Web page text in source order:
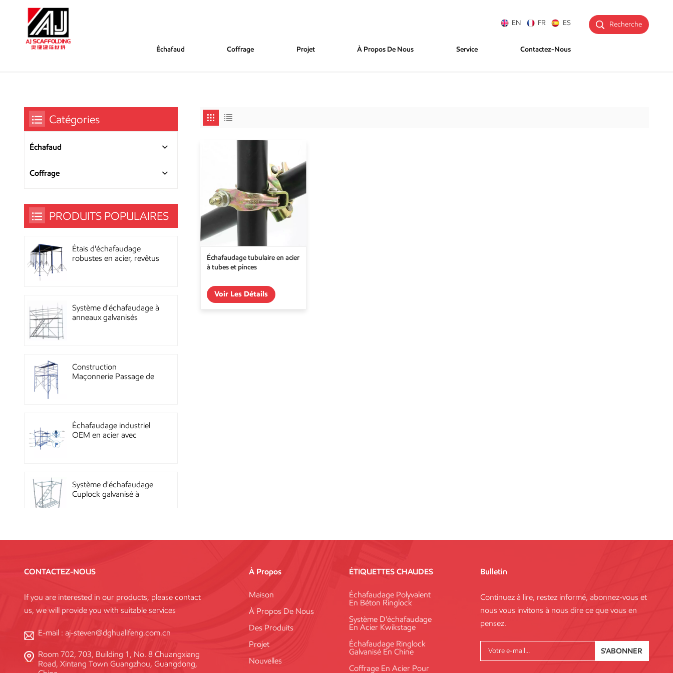
Recherche
EN FR ES
Échafaud Coffrage Projet À Propos De Nous Service Contactez-Nous
Échafaudage tubulaire en acier
à tubes et pinces
Voir Les Détails
Catégories
Échafaud
Coffrage
PRODUITS POPULAIRES
Étais d'échafaudage
robustes en acier, revêtus
Système d'échafaudage à
anneaux galvanisés
Construction
Maçonnerie Passage de
Échafaudage industriel
OEM en acier avec
Système d'échafaudage
Cuplock galvanisé à
Chine
Échafaudage à
verrouillage annulaire
haute résistance, norme
Système de coffrage en
acier réutilisable à haute
CONTACTEZ-NOUS
If you are interested in our products, please contact
us, we will provide you with suitable services
E-mail : aj-steven@dghualifeng.com.cn
Room 702, 703, Building 1, No. 8 Chuangxiang
Road, Xintang Town Guangzhou, Guangdong,
À Propos
Maison
À Propos De Nous
Des Produits
Projet
Nouvelles
ÉTIQUETTES CHAUDES
Échafaudage Polyvalent
En Béton Ringlock
Système D'échafaudage
En Acier Kwikstage
Échafaudage Ringlock
Galvanisé En Chine
Coffrage En Acier Pour
Bulletin
Continuez à lire, restez informé, abonnez-vous et
nous vous invitons à nous dire ce que vous en
pensez.
S'ABONNER